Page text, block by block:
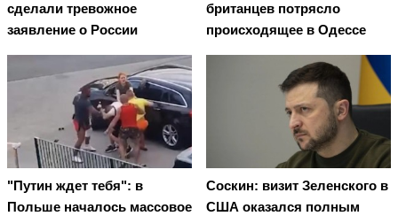
сделали тревожное
заявление о России
британцев потрясло
происходящее в Одессе
"Путин ждет тебя": в
Польше началось массовое
Соскин: визит Зеленского в
США оказался полным